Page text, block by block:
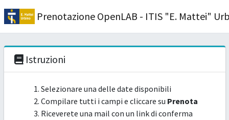
Prenotazione OpenLAB - ITIS "E. Mattei"
Istruzioni
Selezionare una delle date disponibili
Compilare tutti i campi e cliccare su Prenota
Riceverete una mail con un link di conferma